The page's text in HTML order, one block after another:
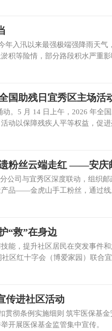
以来最强极端强降雨天气，
积等险情，部分路段积水严重
国助残日宜秀区主场活
5 月 14 日上午，2026 年全国
动以保障残疾人平等权益，促
粉丝云端走红 ——安庆
与宜秀区深度联动，组织邮
品——金虎山手工粉丝，通过线
“救”在身边
提升社区居民在突发事件和
区红十字会（博爱家园）联合
传进社区活动
例实施细则 筑牢医保基金安
举开展医保基金监管集中宣传